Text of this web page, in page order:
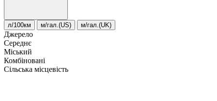
л/100км м/гал.(US) м/гал.(UK)
Джерело
Середнє
Міський
Комбіновані
Сільська місцевість